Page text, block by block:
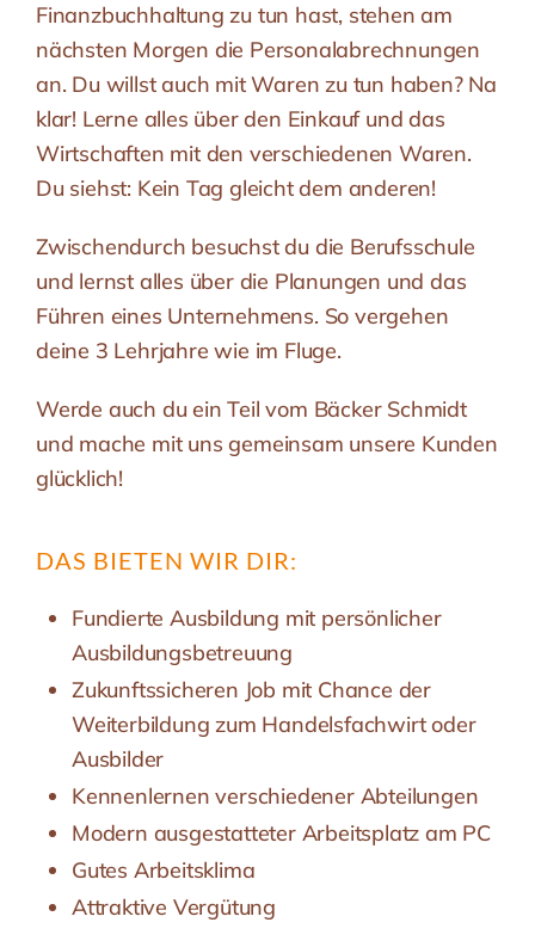
Finanzbuchhaltung zu tun hast, stehen am
nächsten Morgen die Personalabrechnungen
an. Du willst auch mit Waren zu tun haben? Na
klar! Lerne alles über den Einkauf und das
Wirtschaften mit den verschiedenen Waren.
Du siehst: Kein Tag gleicht dem anderen!
Zwischendurch besuchst du die Berufsschule
und lernst alles über die Planungen und das
Führen eines Unternehmens. So vergehen
deine 3 Lehrjahre wie im Fluge.
Werde auch du ein Teil vom Bäcker Schmidt
und mache mit uns gemeinsam unsere Kunden
glücklich!
DAS BIETEN WIR DIR:
Fundierte Ausbildung mit persönlicher
Ausbildungsbetreuung
Zukunftssicheren Job mit Chance der
Weiterbildung zum Handelsfachwirt oder
Ausbilder
Kennenlernen verschiedener Abteilungen
Modern ausgestatteter Arbeitsplatz am PC
Gutes Arbeitsklima
Attraktive Vergütung